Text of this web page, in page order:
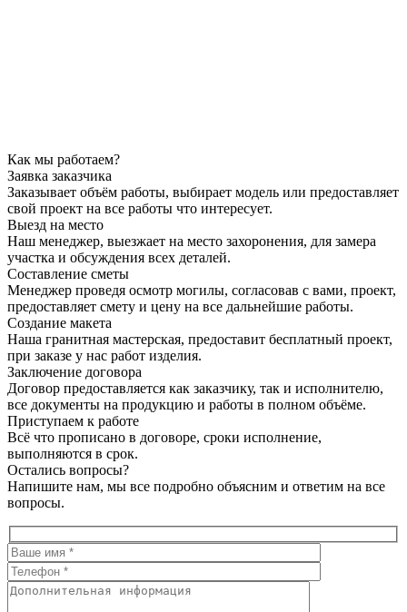
Как мы работаем?
Заявка заказчика
Заказывает объём работы, выбирает модель или предоставляет
свой проект на все работы что интересует.
Выезд на место
Наш менеджер, выезжает на место захоронения, для замера
участка и обсуждения всех деталей.
Составление сметы
Менеджер проведя осмотр могилы, согласовав с вами, проект,
предоставляет смету и цену на все дальнейшие работы.
Создание макета
Наша гранитная мастерская, предоставит бесплатный проект,
при заказе у нас работ изделия.
Заключение договора
Договор предоставляется как заказчику, так и исполнителю,
все документы на продукцию и работы в полном объёме.
Приступаем к работе
Всё что прописано в договоре, сроки исполнение,
выполняются в срок.
Остались вопросы?
Напишите нам, мы все подробно объясним и ответим на все
вопросы.